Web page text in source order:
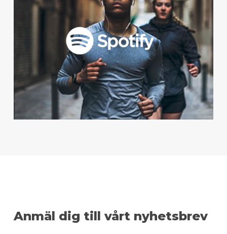
Socialt
För Spotify var den sociala
interaktionen i We+ viktigast.
Ett hälsosamt och socialt sätt
att ena en global organisation.
Anmäl dig till vårt nyhetsbrev